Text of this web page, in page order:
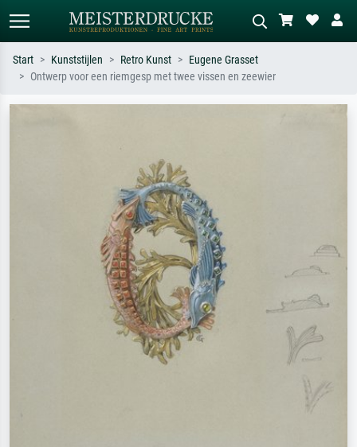
Hokusai-golf, naakt.
Start Kunststijlen Retro Kunst
Eugene Grasset
Ontwerp voor een riemgesp met twee vissen en zeewier